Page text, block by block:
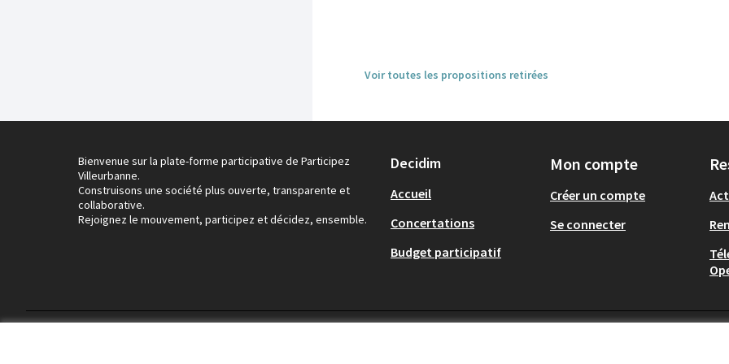
Voir toutes les propositions retirées
Bienvenue sur la plate-forme participative de Participez
Villeurbanne.
Construisons une société plus ouverte, transparente et
collaborative.
Rejoignez le mouvement, participez et décidez, ensemble.
Decidim
Accueil
Concertations
Budget participatif
Mon compte
Créer un compte
Se connecter